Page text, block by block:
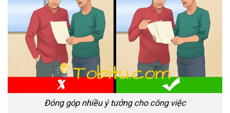
Đóng góp nhiều ý tưởng cho công việc